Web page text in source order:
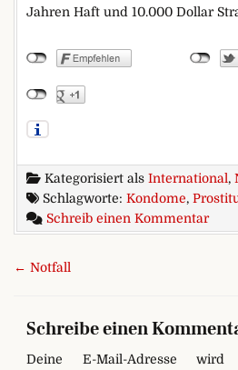
Jahren Haft und 10.000 Dollar
Kategorisiert als International,
Schlagworte: Kondome,
Schreib einen Kommentarzu
Beitragsnavigation
← Notfall
Schreibe einen
Deine E-Mail-Adresse wird